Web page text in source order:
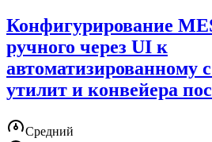
Конфигурирование
ручного через UI к
автоматизированному
утилит и конвейера
Средний